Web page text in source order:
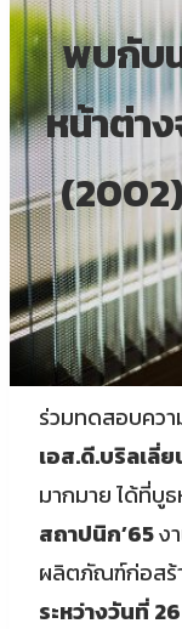
พบกับ
หน้าต่า
ร่วมทดสอบควา
เอส.ดี.บริลเลี่
มากมาย ได้ที่บู
สถาปนิก’65ง
ผลิตภัณฑ์ก่อสร้
ระหว่างวันที่